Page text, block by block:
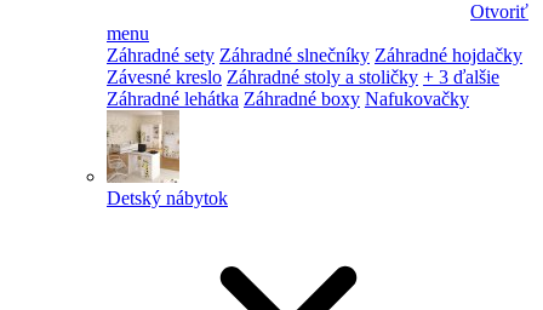
Otvoriť
menu
Záhradné sety Záhradné slnečníky Záhradné hojdačky
Závesné kreslo Záhradné stoly a stoličky + 3 ďalšie
Záhradné lehátka Záhradné boxy Nafukovačky
Detský nábytok